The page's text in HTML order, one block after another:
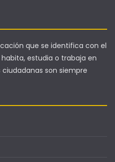
que se identifica con el
estudia o trabaja en
son siempre